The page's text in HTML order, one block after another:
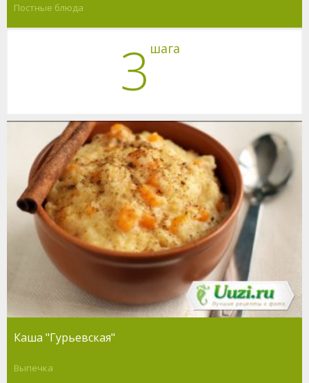
Постные блюда
3 шага
Каша "Гурьевская"
Выпечка